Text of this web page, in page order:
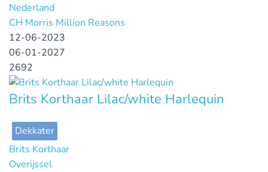
Nederland
CH Morris Million Reasons
12-06-2023
06-01-2027
2692
Brits Korthaar Lilac/white Harlequin
Dekkater
Brits Korthaar
Overijssel